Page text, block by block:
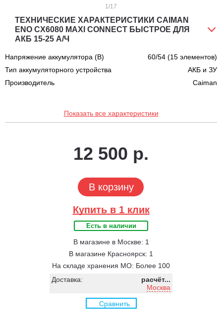
1/17
ТЕХНИЧЕСКИЕ ХАРАКТЕРИСТИКИ CAIMAN
ENO CX6080 MAXI CONNECT БЫСТРОЕ ДЛЯ
АКБ 15-25 А/Ч
Напряжение аккумулятора (В)
60/54 (15 элементов)
Тип аккумуляторного устройства
АКБ и ЗУ
Производитель
Caiman
Показать все характеристики
12 500 р.
В корзину
Купить в 1 клик
Есть в наличии
В магазине в Москве: 1
В магазине Красноярск: 1
На складе хранения МО: Более 100
Доставка:
расчёт...
Москва
Сравнить